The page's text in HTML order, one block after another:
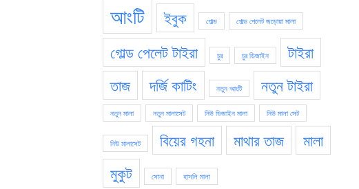
আংটি ইবুক গোল্ড গোল্ড পেলেট জড়োয়া মালা
গোল্ড পেলেট টাইরা চুর চুর ডিজাইন
টাইরা
তাজ
দর্জি কাটিং নতুন আংটি নতুন টাইরা
নতুন মালা নতুন মালাসেট নিউ ডিজাইন মালা নিউ মালা সেট
নিউ মালাসেট বিয়ের গহনা মাথার তাজ
মালা
মুকুট
সোনা হাসলি মালা